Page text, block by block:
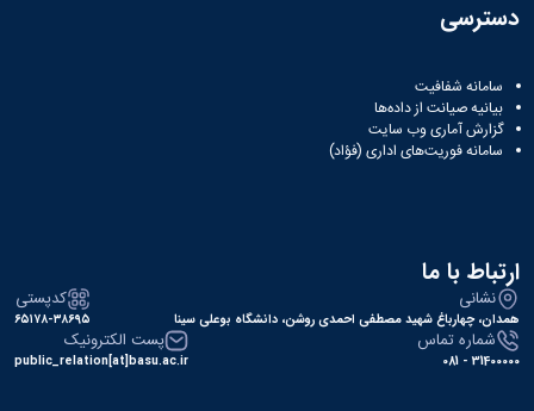
دسترسی
سامانه شفافیت
بیانیه صیانت از داده‌ها
گزارش آماری وب‌ سایت
سامانه فوریت‌های اداری (فؤاد)
ارتباط با ما
نشانی
همدان، چهارباغ شهید مصطفی احمدی روشن، دانشگاه بوعلی سینا
کدپستی
۶۵۱۷۸-۳۸۶۹۵
شماره تماس
31400000 - 081
پست الکترونیک
public_relation[at]basu.ac.ir